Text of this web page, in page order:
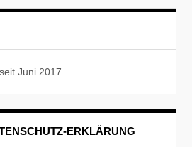
Juni 2017
ERKLÄRUNG